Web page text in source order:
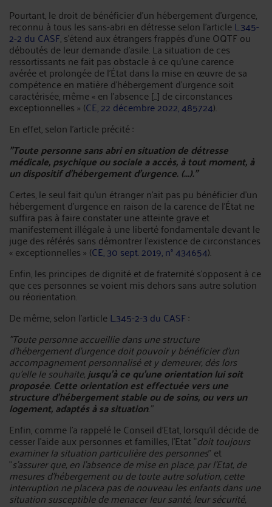
Pourtant, le droit de bénéficier d'un hébergement d'urgence,
reconnu à tous les sans-abri en détresse selon l'articleL.345-
2-2 du CASF, s'étend aux étrangers frappés d'une OQTF ou
déboutés de leur demande d'asile. La situation de ces
ressortissants ne fait pas obstacle à ce qu'une carence
avérée et prolongée de l'État dans la mise en œuvre de sa
compétence en matière d'hébergement d'urgence soit
caractérisée, même « en l'absence [...] de circonstances
exceptionnelles » (CE, 22 décembre 2022, 485724).
En effet, selon l'article précité :
"Toute personne sans abri en situation de détresse
médicale, psychique ou sociale a accès, à tout moment, à
un dispositif d'hébergement d'urgence. (...)."
Certes, le seul fait qu’un étranger n’ait pas pu bénéficier d’un
hébergement d’urgence en raison de la carence de l’État ne
suffira pas à faire constater une atteinte grave et
manifestement illégale à une liberté fondamentale devant le
juge des référés sans démontrer l'existence de circonstances
« exceptionnelles » (CE, 30 sept. 2019, n° 434654).
Enfin, les principes de dignité et de fraternité s'opposent à ce
que ces personnes se voient mis dehors sans autre solution
ou réorientation.
De même, selon l'articleL.345-2-3 du CASF:
"Toute personne accueillie dans une structure
d'hébergement d'urgence doit pouvoir y bénéficier d'un
accompagnement personnalisé et y demeurer, dès lors
qu'elle le souhaite,jusqu'à ce qu'une orientation lui soit
proposée. Cette orientation est effectuée vers une
structure d'hébergement stable ou de soins, ou vers un
logement, adaptés à sa situation."
Enfin, comme l'a rappelé le Conseil d'Etat, lorsqu'il décide de
cesser l'aide aux personnes et familles, l'Etat "doit toujours
examiner la situation particulière des personnes" et
"s'assurer que, en l'absence de mise en place, par l'Etat, de
mesures d'hébergement ou de toute autre solution, cette
interruption ne placera pas de nouveau les enfants dans une
situation susceptible de menacer leur santé, leur sécurité,